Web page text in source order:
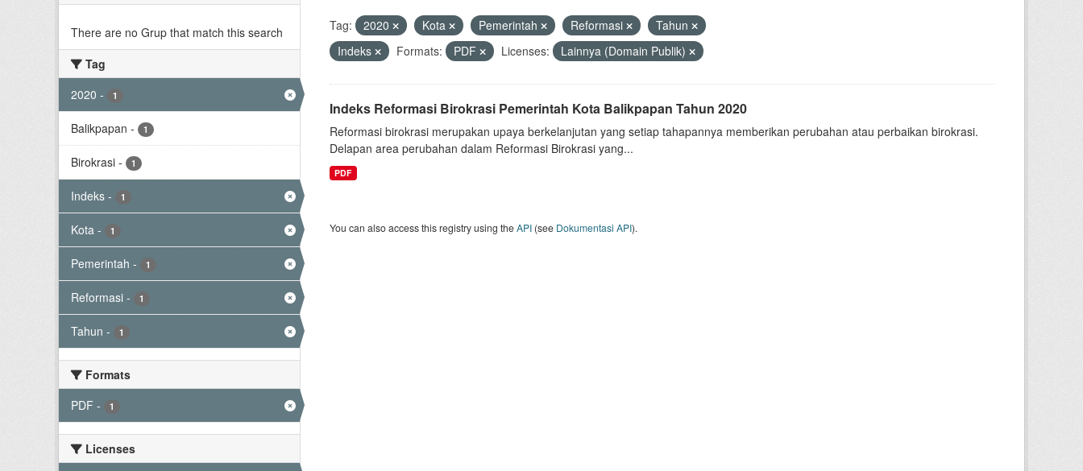
There are no Grup that match this search
Tag
2020 - 1
Balikpapan - 1
Birokrasi - 1
Indeks - 1
Kota - 1
Pemerintah - 1
Reformasi - 1
Tahun - 1
Formats
PDF - 1
Licenses
Tag: 2020 Kota Pemerintah Reformasi
Tahun
Indeks
Formats: PDF Licenses: Lainnya (Domain Publik)
Indeks Reformasi Birokrasi Pemerintah Kota Balikpapan Tahun 2020
Reformasi birokrasi merupakan upaya berkelanjutan yang setiap tahapannya memberikan perubahan atau perbaikan birokrasi.
Delapan area perubahan dalam Reformasi Birokrasi yang...
PDF
You can also access this registry using theAPI(see Dokumentasi API).